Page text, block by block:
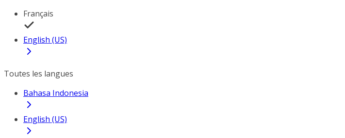
Français
English (US)
Toutes les langues
Bahasa Indonesia
English (US)